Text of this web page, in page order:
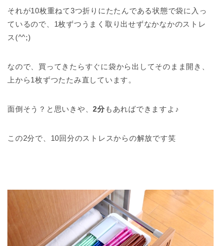
それが10枚重ねて3つ折りにたたんである状態で袋に入っ
ているので、1枚ずつうまく取り出せずなかなかのストレ
ス(^^;)
なので、買ってきたらすぐに袋から出してそのまま開き、
上から1枚ずつたたみ直しています。
面倒そう？と思いきや、2分 もあればできますよ♪
この2分で、10回分のストレスからの解放です笑